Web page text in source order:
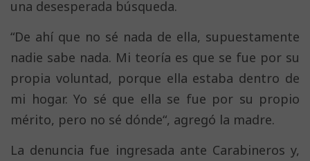
una desesperada búsqueda.
“De ahí que no sé nada de ella, supuestamente
nadie sabe nada. Mi teoría es que se fue por su
propia voluntad, porque ella estaba dentro de
mi hogar. Yo sé que ella se fue por su propio
mérito, pero no sé dónde“, agregó la madre.
La denuncia fue ingresada ante Carabineros y,